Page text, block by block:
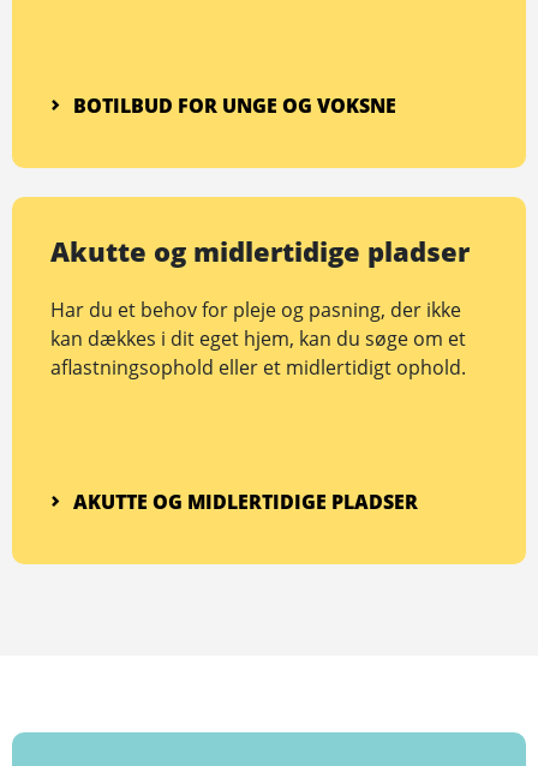
BOTILBUD FOR UNGE OG VOKSNE
Akutte og midlertidige pladser
Har du et behov for pleje og pasning, der ikke
kan dækkes i dit eget hjem, kan du søge om et
aflastningsophold eller et midlertidigt ophold.
AKUTTE OG MIDLERTIDIGE PLADSER